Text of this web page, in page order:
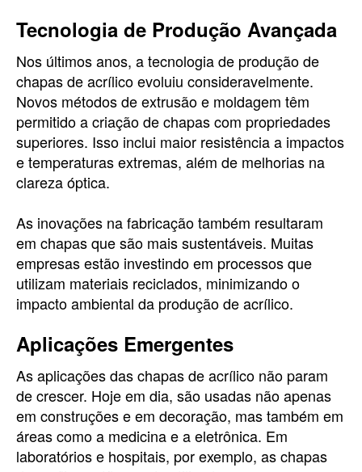
Tecnologia de Produção Avançada
Nos últimos anos, a tecnologia de produção de
chapas de acrílico evoluiu consideravelmente.
Novos métodos de extrusão e moldagem têm
permitido a criação de chapas com propriedades
superiores. Isso inclui maior resistência a impactos
e temperaturas extremas, além de melhorias na
clareza óptica.
As inovações na fabricação também resultaram
em chapas que são mais sustentáveis. Muitas
empresas estão investindo em processos que
utilizam materiais reciclados, minimizando o
impacto ambiental da produção de acrílico.
Aplicações Emergentes
As aplicações das chapas de acrílico não param
de crescer. Hoje em dia, são usadas não apenas
em construções e em decoração, mas também em
áreas como a medicina e a eletrônica. Em
laboratórios e hospitais, por exemplo, as chapas